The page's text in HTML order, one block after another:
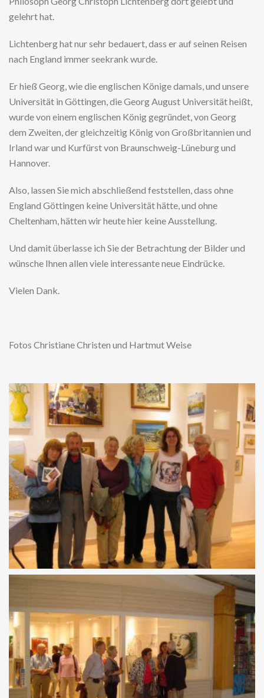
gelehrt hat.
Lichtenberg hat nur sehr bedauert, dass er auf seinen Reisen
nach England immer seekrank wurde.
Er hieß Georg, wie die englischen Könige damals, und unsere
Universität in Göttingen, die Georg August Universität heißt,
wurde von einem englischen König gegründet, von Georg
dem Zweiten, der gleichzeitig König von Großbritannien und
Irland war und Kurfürst von Braunschweig-Lüneburg und
Hannover.
Also, lassen Sie mich abschließend feststellen, dass ohne
England Göttingen keine Universität hätte, und ohne
Cheltenham, hätten wir heute hier keine Ausstellung.
Und damit überlasse ich Sie der Betrachtung der Bilder und
wünsche Ihnen allen viele interessante neue Eindrücke.
Vielen Dank.
Fotos Christiane Christen und Hartmut Weise